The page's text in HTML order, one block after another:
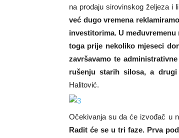
na prodaju sirovinskog željeza i
već dugo vremena
investitorima. U
toga prije nekoliko mjeseci
završavamo te
rušenju starih silosa, a
Halitović.
Očekivanja su da će izvođač u
Radit će se u tri faze. Prva